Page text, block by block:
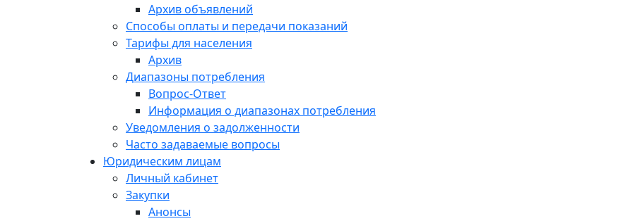
Архив объявлений
Способы оплаты и передачи показаний
Тарифы для населения
Архив
Диапазоны потребления
Вопрос-Ответ
Информация о диапазонах потребления
Уведомления о задолженности
Часто задаваемые вопросы
Юридическим лицам
Личный кабинет
Закупки
Анонсы